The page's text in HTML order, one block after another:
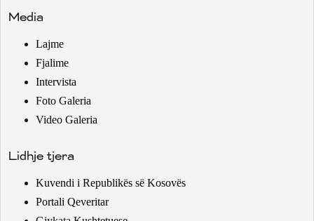
Media
Lajme
Fjalime
Intervista
Foto Galeria
Video Galeria
Lidhje tjera
Kuvendi i Republikës së Kosovës
Portali Qeveritar